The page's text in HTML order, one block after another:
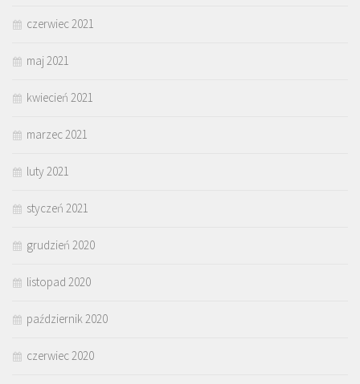
czerwiec 2021
maj 2021
kwiecień 2021
marzec 2021
luty 2021
styczeń 2021
grudzień 2020
listopad 2020
październik 2020
czerwiec 2020